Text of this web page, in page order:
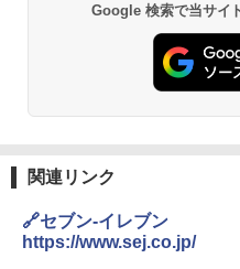
【公式
| 業務用
麺 小腹
ーリン
パニー
3
らに塩
シャー
L 1段調
ル操作
Google 検索で当サイ
関連リンク
🔗セブン-イレブン
https://www.sej.co.jp/